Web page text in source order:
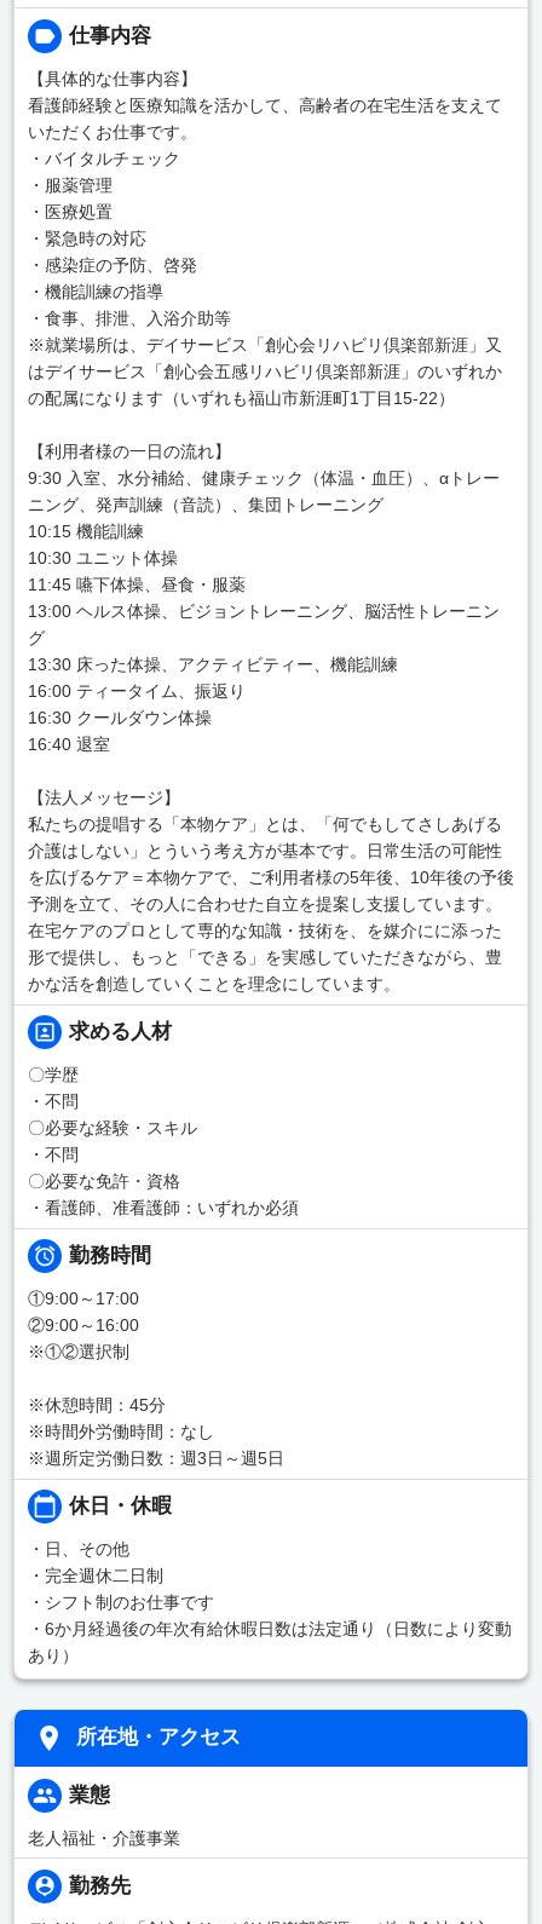
仕事内容
【具体的な仕事内容】
看護師経験と医療知識を活かして、高齢者の在宅生活を支えて
いただくお仕事です。
・バイタルチェック
・服薬管理
・医療処置
・緊急時の対応
・感染症の予防、啓発
・機能訓練の指導
・食事、排泄、入浴介助等
※就業場所は、デイサービス「創心会リハビリ倶楽部新涯」又
はデイサービス「創心会五感リハビリ倶楽部新涯」のいずれか
の配属になります（いずれも福山市新涯町1丁目15-22）
【利用者様の一日の流れ】
9:30 入室、水分補給、健康チェック（体温・血圧）、αトレー
ニング、発声訓練（音読）、集団トレーニング
10:15 機能訓練
10:30 ユニット体操
11:45 嚥下体操、昼食・服薬
13:00 ヘルス体操、ビジョントレーニング、脳活性トレーニン
グ
13:30 床った体操、アクティビティー、機能訓練
16:00 ティータイム、振返り
16:30 クールダウン体操
16:40 退室
【法人メッセージ】
私たちの提唱する「本物ケア」とは、「何でもしてさしあげる
介護はしない」とういう考え方が基本です。日常生活の可能性
を広げるケア＝本物ケアで、ご利用者様の5年後、10年後の予後
予測を立て、その人に合わせた自立を提案し支援しています。
在宅ケアのプロとして専的な知識・技術を、を媒介にに添った
形で提供し、もっと「できる」を実感していただきながら、豊
かな活を創造していくことを理念にしています。
求める人材
〇学歴
・不問
〇必要な経験・スキル
・不問
〇必要な免許・資格
・看護師、准看護師：いずれか必須
勤務時間
①9:00～17:00
②9:00～16:00
※①②選択制
※休憩時間：45分
※時間外労働時間：なし
※週所定労働日数：週3日～週5日
休日・休暇
・日、その他
・完全週休二日制
・シフト制のお仕事です
・6か月経過後の年次有給休暇日数は法定通り（日数により変動
あり）
所在地・アクセス
業態
老人福祉・介護事業
勤務先